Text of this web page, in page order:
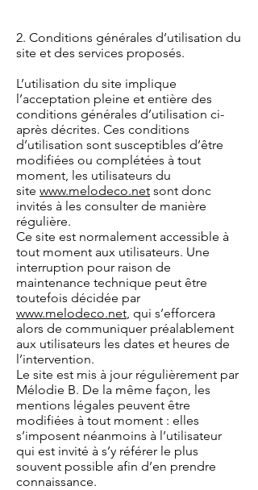
2. Conditions générales d’utilisation du
site et des services proposés.
L’utilisation du site implique
l’acceptation pleine et entière des
conditions générales d’utilisation ci-
après décrites. Ces conditions
d’utilisation sont susceptibles d’être
modifiées ou complétées à tout
moment, les utilisateurs du
site www.melodeco.net sont donc
invités à les consulter de manière
régulière.
Ce site est normalement accessible à
tout moment aux utilisateurs. Une
interruption pour raison de
maintenance technique peut être
toutefois décidée par
www.melodeco.net, qui s’efforcera
alors de communiquer préalablement
aux utilisateurs les dates et heures de
l’intervention.
Le site est mis à jour régulièrement par
Mélodie B. De la même façon, les
mentions légales peuvent être
modifiées à tout moment : elles
s’imposent néanmoins à l’utilisateur
qui est invité à s’y référer le plus
souvent possible afin d’en prendre
connaissance.